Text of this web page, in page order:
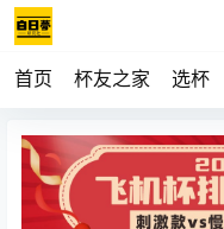
首页 杯友之家 选杯